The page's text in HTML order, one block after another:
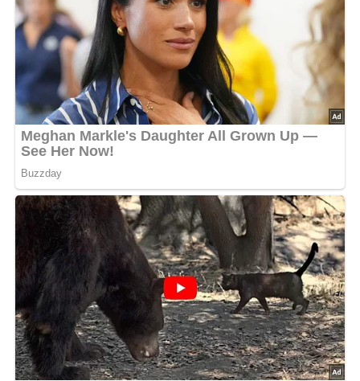
Portionen: 4
Zutaten für die Tomatensoße
1 Zwiebel
1 1/2 Eßlöffel Mehl
1 Tube Tomatenmark
3 Spritzer Tomatenketchup
Salz
Zucker
1 1/2 Eßlöffel Butter
Lob, Kritik, Fragen oder Anregungen zum Rezept?
Dann hinterlasse doch bitte einen Kommentar am
Ende dieser Seite & auch eine Bewertung!